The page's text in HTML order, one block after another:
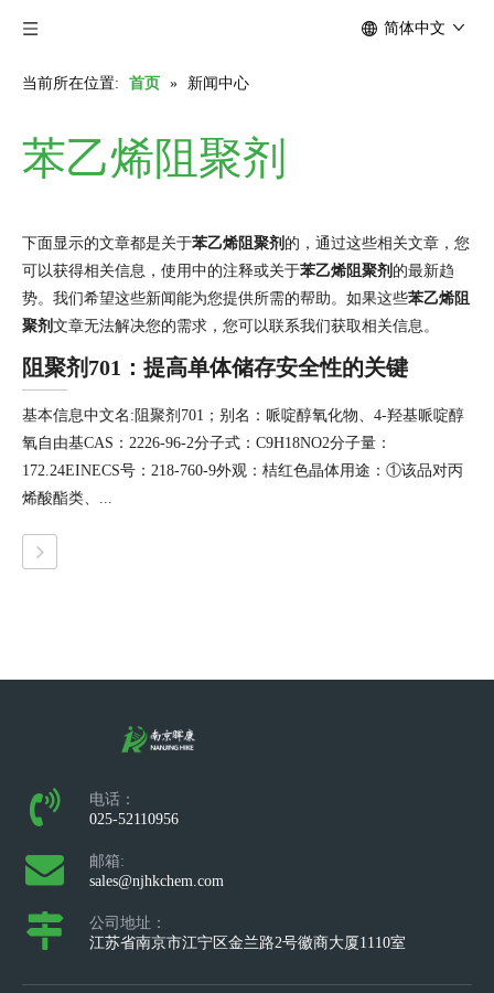
简体中文
当前所在位置: 首页 » 新闻中心
苯乙烯阻聚剂
下面显示的文章都是关于苯乙烯阻聚剂 的，通过这些相关文章，您
可以获得相关信息，使用中的注释或关于苯乙烯阻聚剂 的最新趋
势。我们希望这些新闻能为您提供所需的帮助。如果这些苯乙烯阻
聚剂 文章无法解决您的需求，您可以联系我们获取相关信息。
阻聚剂701：提高单体储存安全性的关键
基本信息中文名:阻聚剂701；别名：哌啶醇氧化物、4-羟基哌啶醇
氧自由基CAS：2226-96-2分子式：C9H18NO2分子量：
172.24EINECS号：218-760-9外观：桔红色晶体用途：①该品对丙
烯酸酯类、...
电话：
025-52110956
邮箱:
sales@njhkchem.com
公司地址：
江苏省南京市江宁区金兰路2号徽商大厦1110室